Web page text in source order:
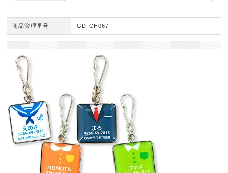
商品管理番号 GD-CH067-